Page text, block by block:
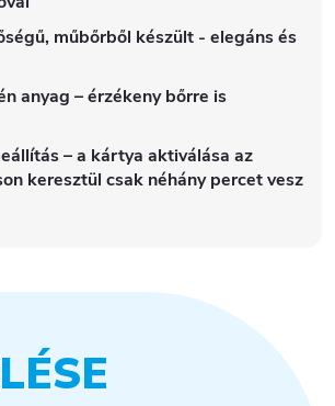
műbőrből készült - elegáns és
anyag – érzékeny bőrre is
– a kártya aktiválása az
keresztül csak néhány percet vesz